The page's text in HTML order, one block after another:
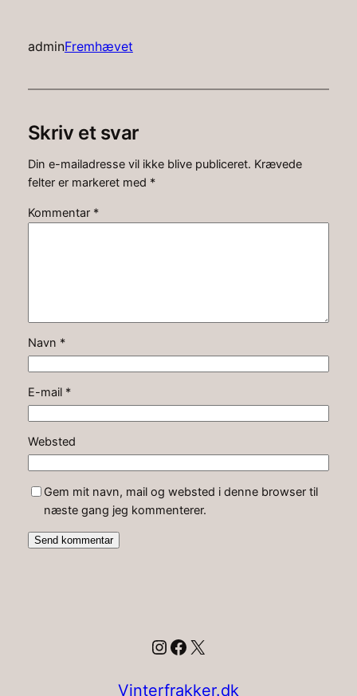
adminFremhævet
Skriv et svar
Din e-mailadresse vil ikke blive publiceret. Krævede
felter er markeret med *
Kommentar *
Navn *
E-mail *
Websted
Gem mit navn, mail og websted i denne browser til
næste gang jeg kommenterer.
Instagram
Facebook
X
Vinterfrakker.dk